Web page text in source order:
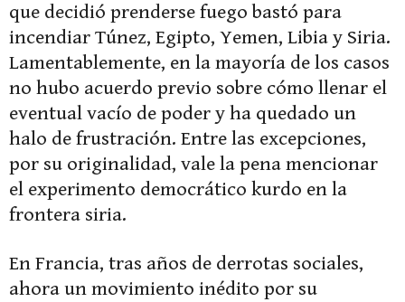
que decidió prenderse fuego bastó para
incendiar Túnez, Egipto, Yemen, Libia y Siria.
Lamentablemente, en la mayoría de los casos
no hubo acuerdo previo sobre cómo llenar el
eventual vacío de poder y ha quedado un
halo de frustración. Entre las excepciones,
por su originalidad, vale la pena mencionar
el experimento democrático kurdo en la
frontera siria.
En Francia, tras años de derrotas sociales,
ahora un movimiento inédito por su